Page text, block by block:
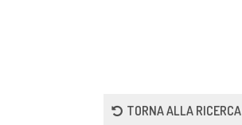
TORNA ALLA RICERCA